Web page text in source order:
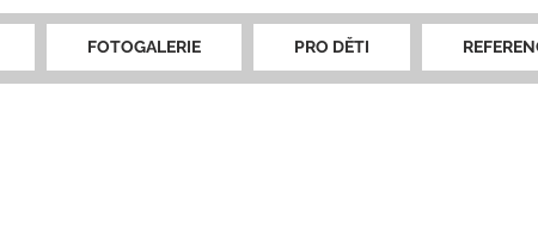
FOTOGALERIE PRO DĚTI